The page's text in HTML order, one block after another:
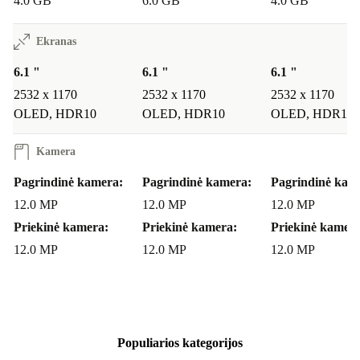
įspūdingas ryškiais spalvomis, giliais juodos spalvos
tiesioginiuose saulės spinduliuose. Nesvarbu, ar žiūrite
vaizdo įrašus, naršote internete, ar dirbate – „iPhone 13“
ekranas užtikrina itin ryškų vaizdą.
Koks yra „iPhone 13“ dydis?
naudojimo ir didelio ekrano. Jis yra pakankamai didelis,
kad galėtumėte mėgautis aukštos kokybės filmais,
Ekranas
6.1 "
2532 x 1170
OLED, HDR10
6.1 "
2532 x 1170
OLED, HDR10
6.1 "
2532 x 1170
OLED, HDR10
Kamera
Pagrindinė kamera:
12.0 MP
Priekinė kamera:
12.0 MP
Pagrindinė kamera:
12.0 MP
Priekinė kamera:
12.0 MP
Pagrindinė
12.0 MP
Priekinė
12.0 MP
Populiarios kategorijos